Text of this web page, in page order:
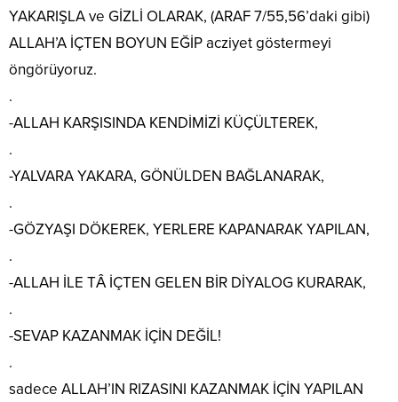
YAKARIŞLA ve GİZLİ OLARAK, (ARAF 7/55,56’daki gibi)
ALLAH’A İÇTEN BOYUN EĞİP acziyet göstermeyi
öngörüyoruz.
.
-ALLAH KARŞISINDA KENDİMİZİ KÜÇÜLTEREK,
.
-YALVARA YAKARA, GÖNÜLDEN BAĞLANARAK,
.
-GÖZYAŞI DÖKEREK, YERLERE KAPANARAK YAPILAN,
.
-ALLAH İLE TÂ İÇTEN GELEN BİR DİYALOG KURARAK,
.
-SEVAP KAZANMAK İÇİN DEĞİL!
.
sadece ALLAH’IN RIZASINI KAZANMAK İÇİN YAPILAN